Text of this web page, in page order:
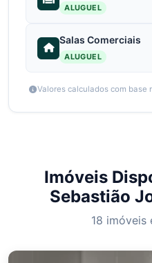
ALUGUEL
Salas Comerciais
ALUGUEL
Valores calculados com base
Imóveis
Sebastião
18 imóveis